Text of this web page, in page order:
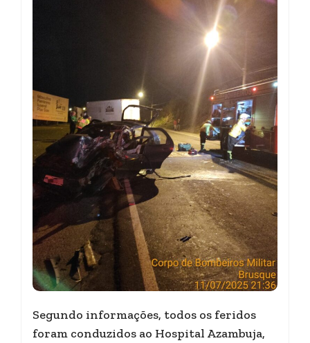
Segundo informações, todos os feridos
foram conduzidos ao Hospital Azambuja,